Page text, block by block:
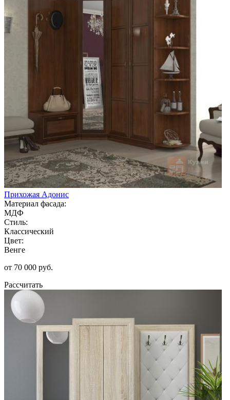
Прихожая Адонис
Материал фасада:
МДФ
Стиль:
Классический
Цвет:
Венге
от 70 000 руб.
Рассчитать